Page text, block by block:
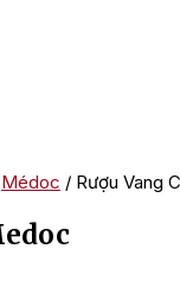
Médoc / Rượu Vang